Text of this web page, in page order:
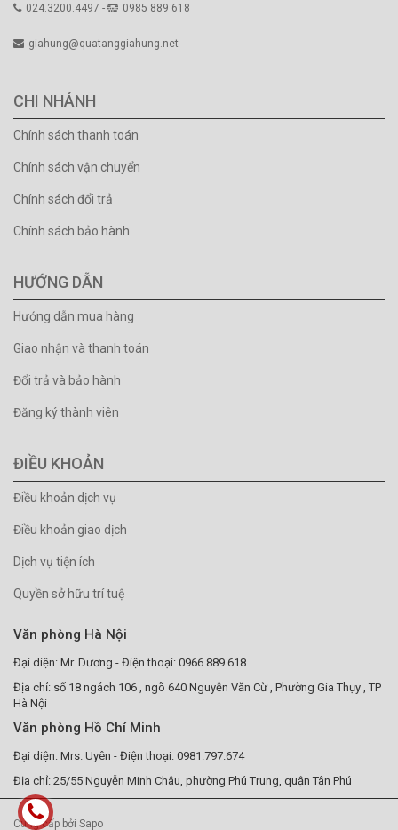
024.3200.4497 - 0985 889 618
giahung@quatanggiahung.net
CHI NHÁNH
Chính sách thanh toán
Chính sách vận chuyển
Chính sách đổi trả
Chính sách bảo hành
HƯỚNG DẪN
Hướng dẫn mua hàng
Giao nhận và thanh toán
Đổi trả và bảo hành
Đăng ký thành viên
ĐIỀU KHOẢN
Điều khoản dịch vụ
Điều khoản giao dịch
Dịch vụ tiện ích
Quyền sở hữu trí tuệ
Văn phòng Hà Nội
Đại diện: Mr. Dương - Điện thoại: 0966.889.618
Địa chỉ: số 18 ngách 106 , ngõ 640 Nguyễn Văn Cừ , Phường Gia Thụy , TP
Hà Nội
Văn phòng Hồ Chí Minh
Đại diện: Mrs. Uyên - Điện thoại: 0981.797.674
Địa chỉ: 25/55 Nguyễn Minh Châu, phường Phú Trung, quận Tân Phú
Cung cấp bởi Sapo